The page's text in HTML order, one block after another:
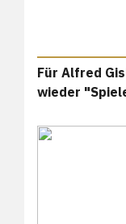
Für Alfred
wieder